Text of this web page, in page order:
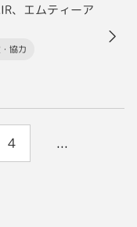
、エムティーア
協力
4 ...